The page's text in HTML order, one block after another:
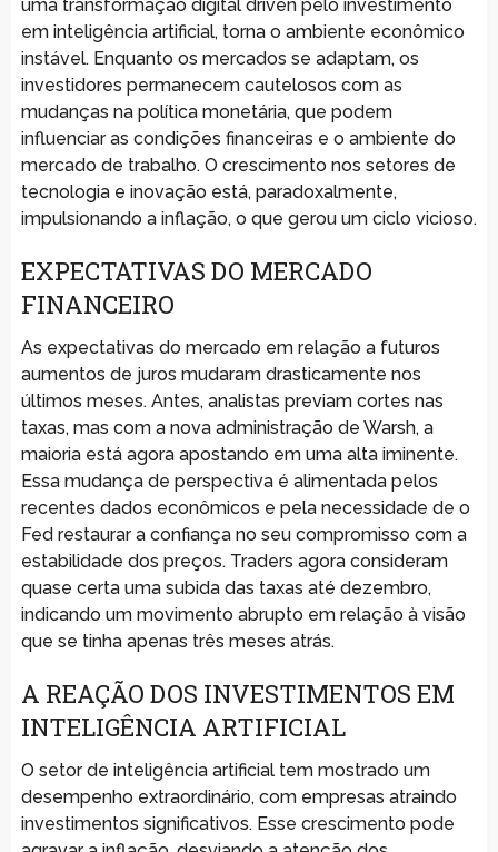
uma transformação digital driven pelo investimento
em inteligência artificial, torna o ambiente econômico
instável. Enquanto os mercados se adaptam, os
investidores permanecem cautelosos com as
mudanças na política monetária, que podem
influenciar as condições financeiras e o ambiente do
mercado de trabalho. O crescimento nos setores de
tecnologia e inovação está, paradoxalmente,
impulsionando a inflação, o que gerou um ciclo vicioso.
EXPECTATIVAS DO MERCADO
FINANCEIRO
As expectativas do mercado em relação a futuros
aumentos de juros mudaram drasticamente nos
últimos meses. Antes, analistas previam cortes nas
taxas, mas com a nova administração de Warsh, a
maioria está agora apostando em uma alta iminente.
Essa mudança de perspectiva é alimentada pelos
recentes dados econômicos e pela necessidade de o
Fed restaurar a confiança no seu compromisso com a
estabilidade dos preços. Traders agora consideram
quase certa uma subida das taxas até dezembro,
indicando um movimento abrupto em relação à visão
que se tinha apenas três meses atrás.
A REAÇÃO DOS INVESTIMENTOS EM
INTELIGÊNCIA ARTIFICIAL
O setor de inteligência artificial tem mostrado um
desempenho extraordinário, com empresas atraindo
investimentos significativos. Esse crescimento pode